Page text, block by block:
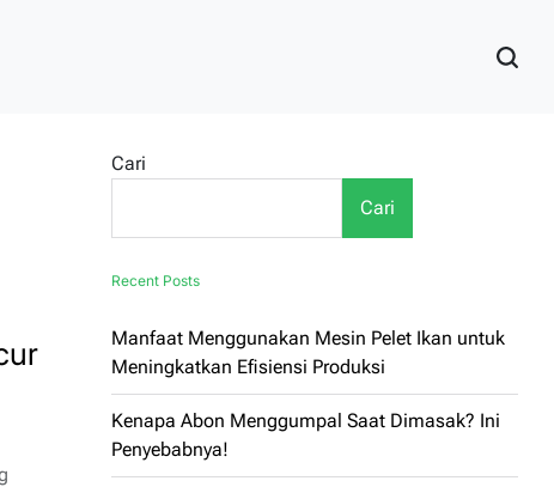
Cari
Cari
Recent Posts
Manfaat Menggunakan Mesin Pelet Ikan untuk
Meningkatkan Efisiensi Produksi
Kenapa Abon Menggumpal Saat Dimasak? Ini
Penyebabnya!